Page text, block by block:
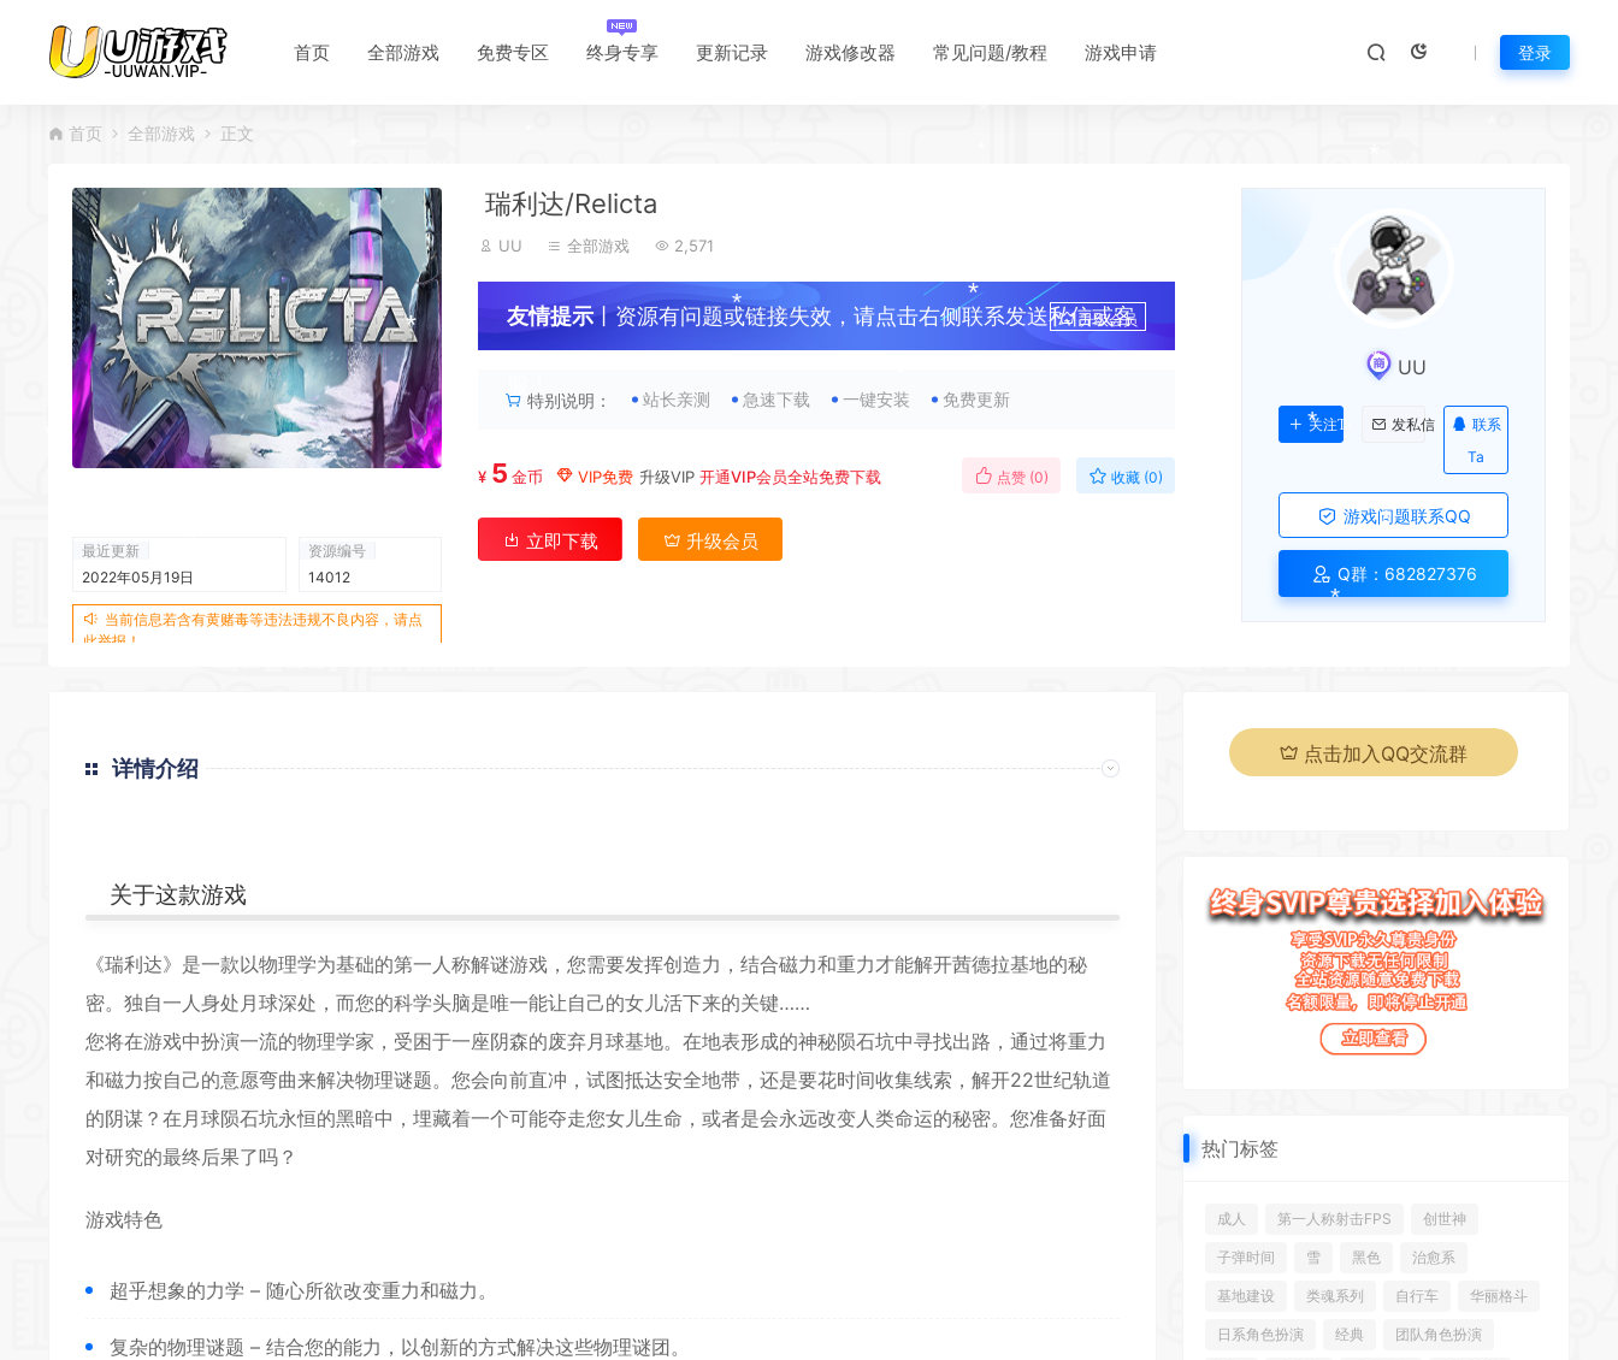
首页 全部游戏 免费专区 终身专享 更新记录 游戏修改器 常见问题/教程 游戏申请 登录
首页 全部游戏 正文
最近更新
2022年05月19日
资源编号
14012
当前信息若含有黄赌毒等违法违规不良内容，请点
此举报！
瑞利达/Relicta
UU 全部游戏 2,571
友情提示丨资源有问题或链接失效，请点击右侧联系发送私信或客
升级会员
特别说明： 站长亲测 急速下载 一键安装 免费更新
¥ 5 金币 VIP免费 升级VIP 开通VIP会员全站免费下载 点赞 (0) 收藏 (0)
立即下载 升级会员
UU
关注Ta 发私信
联系
Ta
游戏问题联系QQ
Q群：682827376
详情介绍
关于这款游戏
《瑞利达》是一款以物理学为基础的第一人称解谜游戏，您需要发挥创造力，结合磁力和重力才能解开茜德拉基地的秘
密。独自一人身处月球深处，而您的科学头脑是唯一能让自己的女儿活下来的关键……
您将在游戏中扮演一流的物理学家，受困于一座阴森的废弃月球基地。在地表形成的神秘陨石坑中寻找出路，通过将重力
和磁力按自己的意愿弯曲来解决物理谜题。您会向前直冲，试图抵达安全地带，还是要花时间收集线索，解开22世纪轨道
的阴谋？在月球陨石坑永恒的黑暗中，埋藏着一个可能夺走您女儿生命，或者是会永远改变人类命运的秘密。您准备好面
对研究的最终后果了吗？
游戏特色
超乎想象的力学 – 随心所欲改变重力和磁力。
复杂的物理谜题 – 结合您的能力，以创新的方式解决这些物理谜团。
点击加入QQ交流群
热门标签
成人 第一人称射击FPS 创世神
子弹时间 雪 黑色 治愈系
基地建设 类魂系列 自行车 华丽格斗
日系角色扮演 经典 团队角色扮演
*
*
*
*
*
*
*
*
*